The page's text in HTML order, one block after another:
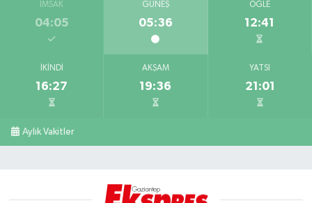
İMSAK
04:05
GÜNEŞ
05:36
ÖĞLE
12:41
İKINDI
16:27
AKŞAM
19:36
YATSI
21:01
Aylık Vakitler